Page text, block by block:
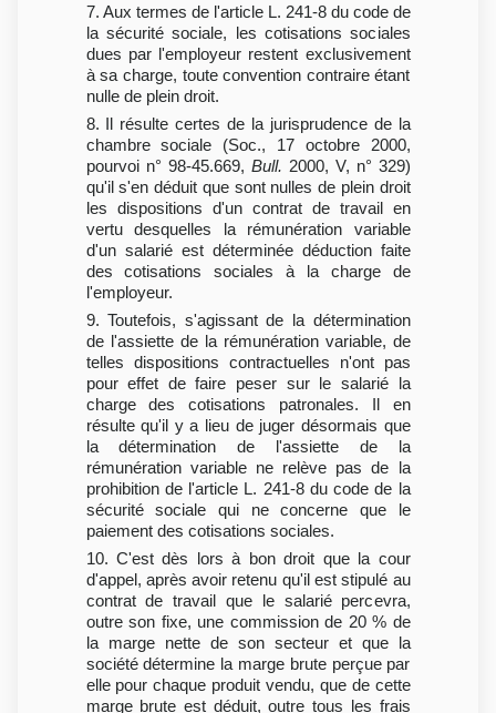
7. Aux termes de l'article L. 241-8 du code de
la sécurité sociale, les cotisations sociales
dues par l'employeur restent exclusivement
à sa charge, toute convention contraire étant
nulle de plein droit.
8. Il résulte certes de la jurisprudence de la
chambre sociale (Soc., 17 octobre 2000,
pourvoi n° 98-45.669, Bull. 2000, V, n° 329)
qu'il s'en déduit que sont nulles de plein droit
les dispositions d'un contrat de travail en
vertu desquelles la rémunération variable
d'un salarié est déterminée déduction faite
des cotisations sociales à la charge de
l'employeur.
9. Toutefois, s'agissant de la détermination
de l'assiette de la rémunération variable, de
telles dispositions contractuelles n'ont pas
pour effet de faire peser sur le salarié la
charge des cotisations patronales. Il en
résulte qu'il y a lieu de juger désormais que
la détermination de l'assiette de la
rémunération variable ne relève pas de la
prohibition de l'article L. 241-8 du code de la
sécurité sociale qui ne concerne que le
paiement des cotisations sociales.
10. C'est dès lors à bon droit que la cour
d'appel, après avoir retenu qu'il est stipulé au
contrat de travail que le salarié percevra,
outre son fixe, une commission de 20 % de
la marge nette de son secteur et que la
société détermine la marge brute perçue par
elle pour chaque produit vendu, que de cette
marge brute est déduit, outre tous les frais